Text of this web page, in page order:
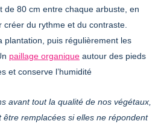
de 80 cm entre chaque arbuste, en
du rythme et du contraste.
plantation, puis régulièrement les
paillage organique autour des pieds
et conserve l’humidité
avant tout la qualité de nos végétaux,
remplacées si elles ne répondent